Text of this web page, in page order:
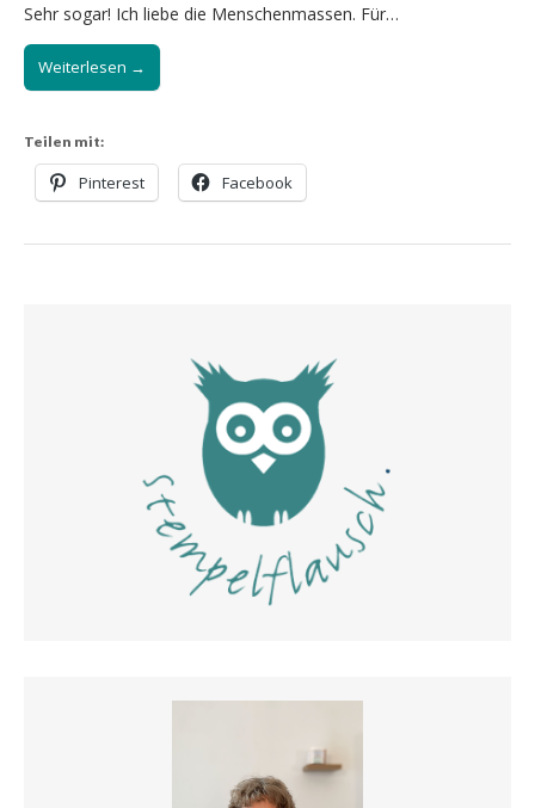
Sehr sogar! Ich liebe die Menschenmassen. Für…
Weiterlesen →
Teilen mit:
Pinterest Facebook